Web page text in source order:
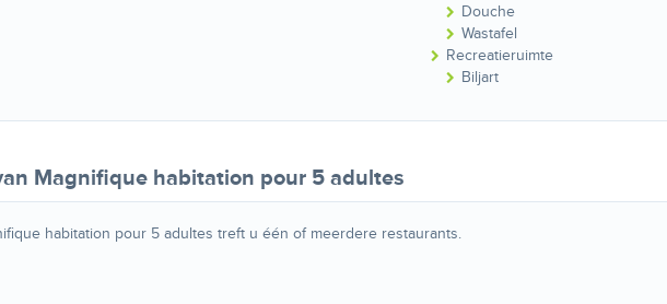
Douche
Wastafel
Recreatieruimte
Biljart
Magnifique habitation pour 5 adultes
habitation pour 5 adultes treft u één of meerdere restaurants.